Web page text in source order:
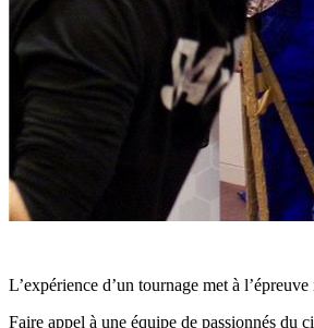
L’expérience d’un tournage met à
Faire appel à une équipe de passionnés du